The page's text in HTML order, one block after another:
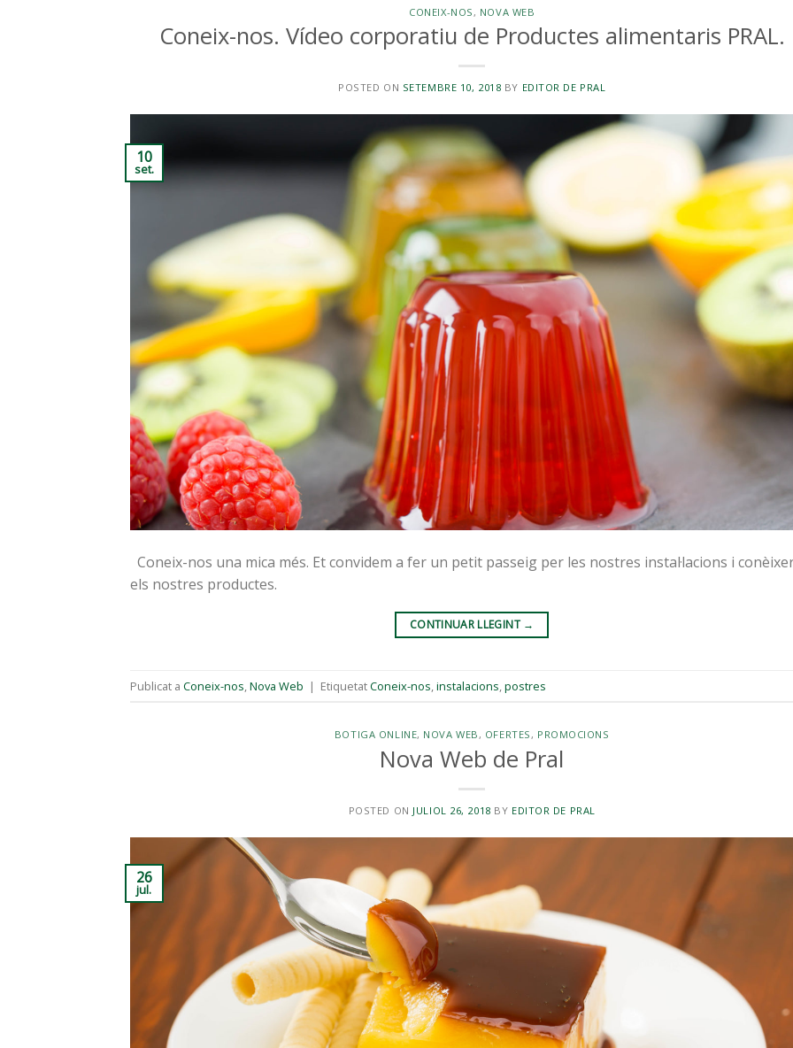
CONEIX-NOS , NOVA WEB
Coneix-nos. Vídeo corporatiu de Productes alimentaris PRAL.
POSTED ON SETEMBRE 10, 2018 BY EDITOR DE PRAL
10
set.
Coneix-nos una mica més. Et convidem a fer un petit passeig per les nostres instal·lacions i
els nostres productes.
CONTINUAR LLEGINT →
Publicat a Coneix-nos Nova Web | EtiquetatConeix-nos instalacions postres
BOTIGA ONLINE, NOVA WEB, OFERTES, PROMOCIONS
Nova Web de Pral
POSTED ON JULIOL 26, 2018 BY EDITOR DE PRAL
26
jul.